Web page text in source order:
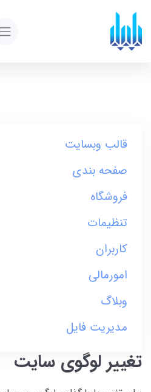
قالب وبسایت
صفحه بندی
فروشگاه
تنظیمات
کاربران
امورمالی
وبلاگ
مدیریت فایل
تغییر لوگوی سایت